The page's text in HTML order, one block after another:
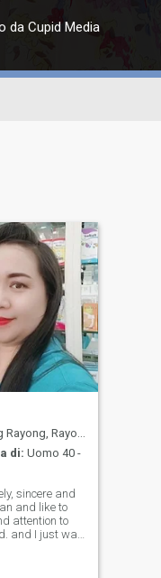
da Cupid Media
Rayong, Thailandia
di: Uomo 40 -
sincere and
and like to
attention to
and I just want